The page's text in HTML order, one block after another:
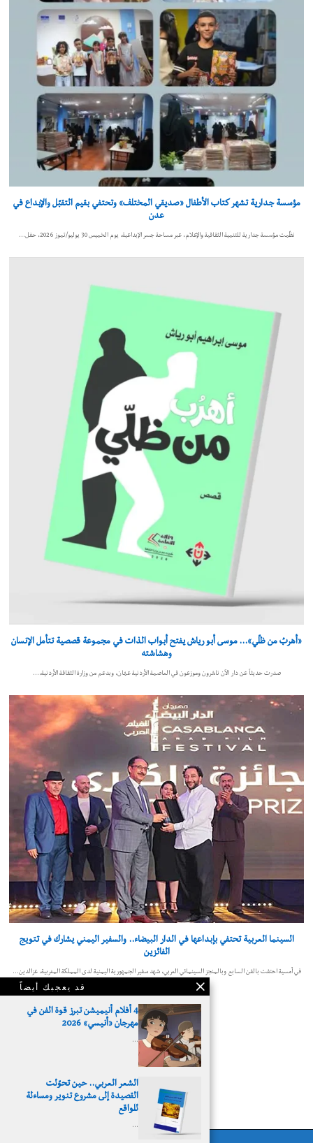
قد يعجبك أيضاً
4 أفلام أنيميشن تبرز قوة الفن في
مهرجان «أنيسي» 2026
…
الشعر العربي.. حين تحوّلت
القصيدة إلى مشروع تنوير ومساءلة
للواقع
…
مؤسسة جدارية تشهر كتاب الأطفال «صديقي المختلف» وتحتفي بقيم التقبّل والإبداع في
عدن
نظّمت مؤسسة جدارية للتنمية الثقافية والإعلام، عبر مساحة جسر الإبداعية، يوم الخميس 30 يوليو/تموز 2026، حفل…
«أهربُ من ظلّي»… موسى أبو رياش يفتح أبواب الذات في مجموعة قصصية تتأمل الإنسان
وهشاشته
صدرت حديثاً عن دار الآن ناشرون وموزعون في العاصمة الأردنية عمّان، وبدعم من وزارة الثقافة الأردنية،…
السينما العربية تحتفي بإبداعها في الدار البيضاء.. والسفير اليمني يشارك في تتويج
الفائزين
في أمسية احتفت بالفن السابع وبالمنجز السينمائي العربي، شهد سفير الجمهورية اليمنية لدى المملكة المغربية، عزالدين…
© 2026 - جدارية الثقافية